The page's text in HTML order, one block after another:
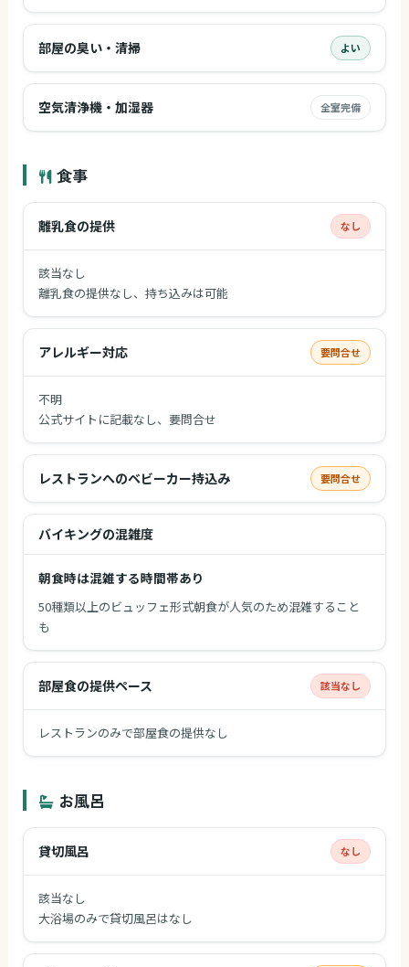
部屋の臭い・清掃 よい
空気清浄機・加湿器 全室完備
食事
離乳食の提供 なし
該当なし
離乳食の提供なし、持ち込みは可能
アレルギー対応 要問合せ
不明
公式サイトに記載なし、要問合せ
レストランへのベビーカー持込み 要問合せ
バイキングの混雑度
朝食時は混雑する時間帯あり
50種類以上のビュッフェ形式朝食が人気のため混雑すること
も
部屋食の提供ペース 該当なし
レストランのみで部屋食の提供なし
お風呂
貸切風呂 なし
該当なし
大浴場のみで貸切風呂はなし